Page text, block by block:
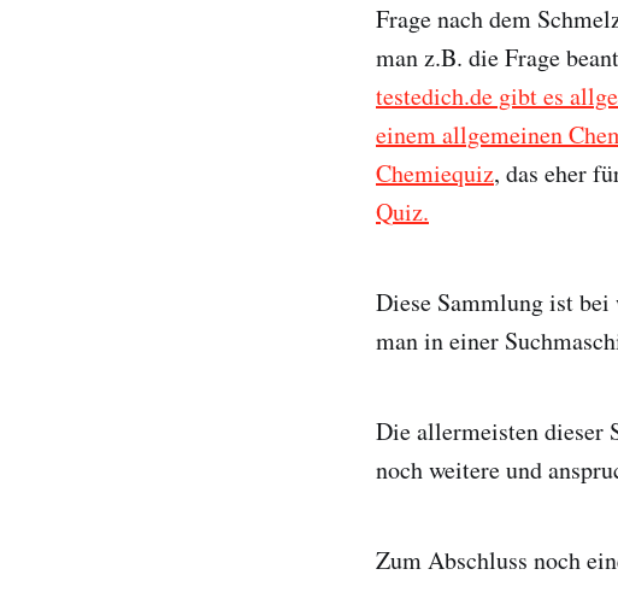
Frage nach dem
man z.B. die Frage
testedich.de gibt es
einem allgemeinen
Chemiequiz, das eher
Quiz.
Diese Sammlung ist
man in einer
Die allermeisten dieser
noch weitere und
Zum Abschluss noch